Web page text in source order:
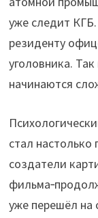
уже следит
резиденту
уголовника.
начинаются
стал
создатели
уже перешёл на